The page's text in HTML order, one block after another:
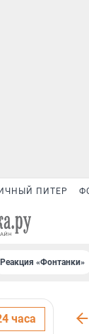
ПИТЕР
Реакция «Фонтанки»
часа